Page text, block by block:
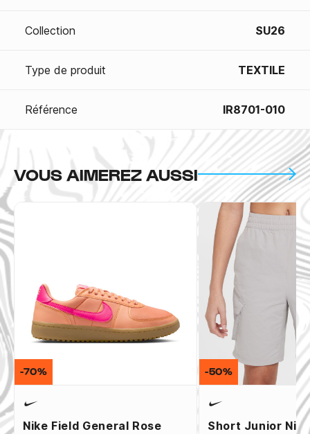
Collection SU26
Type de produit TEXTILE
Référence IR8701-010
VOUS AIMEREZ AUSSI
Nike Field General Rose
-70%
Short Junior
-50%